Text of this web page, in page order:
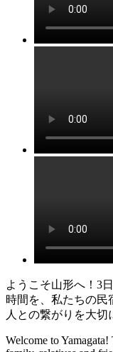
ようこそ山形へ！3
時間を、私たちの民
人との繋がりを大
Welcome to